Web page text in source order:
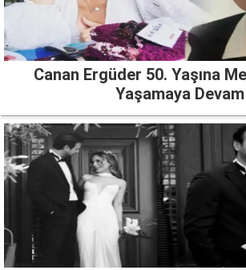
Canan Ergüder 50. Yaşına
Yaşamaya Devam